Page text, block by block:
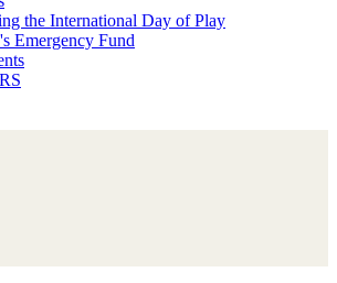
the International Day of Play
Emergency Fund